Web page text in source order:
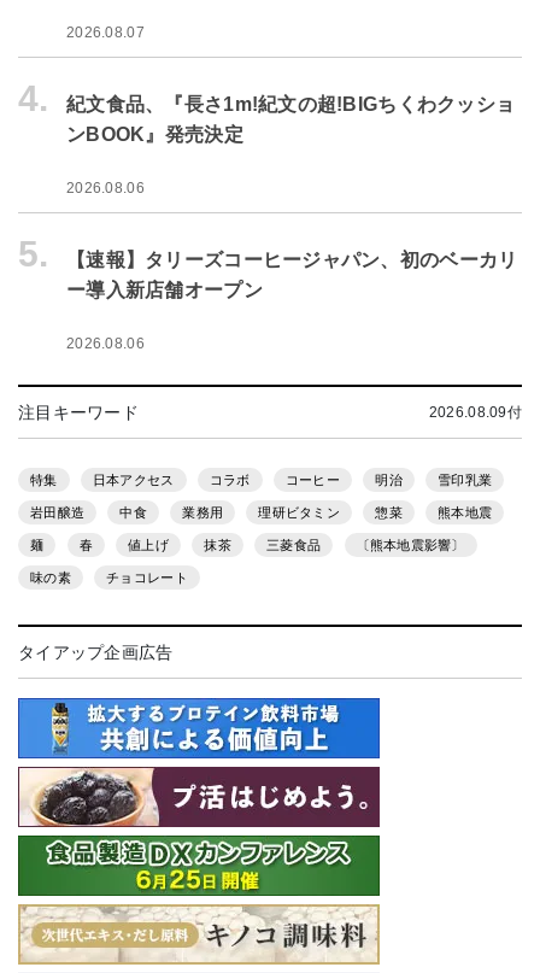
2026.08.07
4.
紀文食品、『長さ1m!紀文の超!BIGちくわクッショ
ンBOOK』発売決定
2026.08.06
5.
【速報】タリーズコーヒージャパン、初のベーカリ
ー導入新店舗オープン
2026.08.06
注目キーワード 2026.08.09付
特集 日本アクセス コラボ コーヒー 明治 雪印乳業
岩田醸造 中食 業務用 理研ビタミン 惣菜 熊本地震
麺 春 値上げ 抹茶 三菱食品 〔熊本地震影響〕
味の素 チョコレート
タイアップ企画広告